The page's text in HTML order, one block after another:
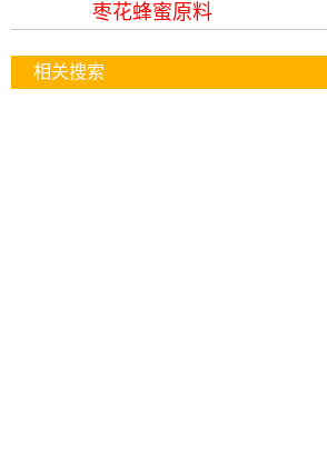
枣花蜂蜜原料
产地：山西吕梁，天蜂奇基地直采
色香味：真蜂蜜特有的色香味
相关搜索